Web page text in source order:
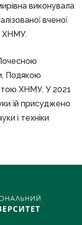
виконувала
вченої
ХНМУ.
Подякою
ХНМУ. У 2021
їй присуджено
і техніки